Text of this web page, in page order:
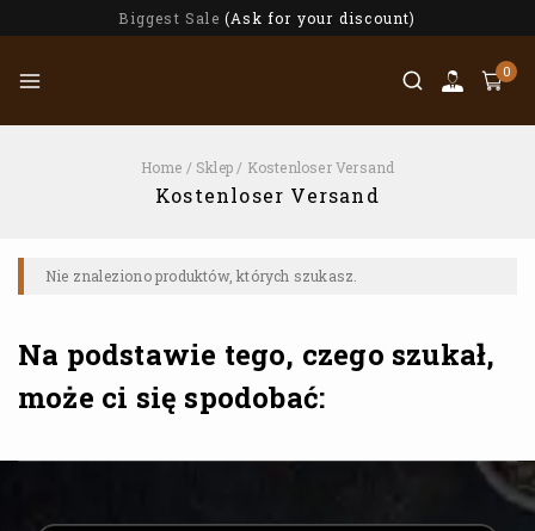
Biggest Sale (Ask for your discount)
0
Home / Sklep / Kostenloser Versand
Kostenloser Versand
Nie znaleziono produktów, których szukasz.
Na podstawie tego, czego szukał,
może ci się spodobać: